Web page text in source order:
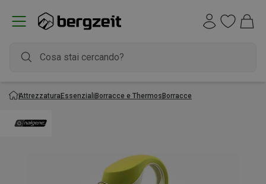
AttrezzaturaEssenzialiBorracce e ThermosBorracce